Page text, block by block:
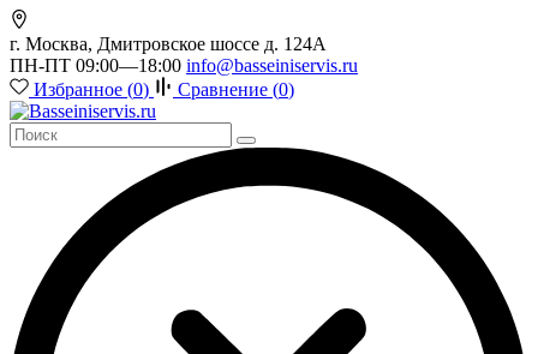
г. Москва, Дмитровское шоссе д. 124А
ПН-ПТ 09:00—18:00 info@basseiniservis.ru
Избранное (0) Сравнение (0)